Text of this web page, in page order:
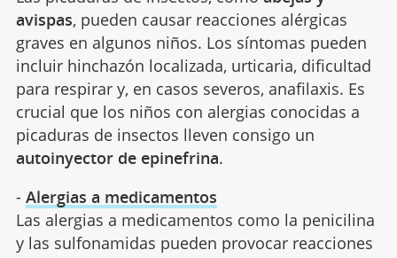
avispas, pueden causar reacciones alérgicas
graves en algunos niños. Los síntomas pueden
incluir hinchazón localizada, urticaria, dificultad
para respirar y, en casos severos, anafilaxis. Es
crucial que los niños con alergias conocidas a
picaduras de insectos lleven consigo un
autoinyector de epinefrina.
- Alergias a medicamentos
Las alergias a medicamentos como la penicilina
y las sulfonamidas pueden provocar reacciones